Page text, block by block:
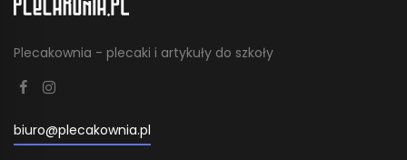
Plecakownia - plecaki i artykuły do szkoły
biuro@plecakownia.pl